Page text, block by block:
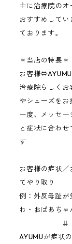
主に治療院のオ
おすすめして
ております。
＊当店の特長＊
お客様
治療院らしくお
やシューズをお
一度、メッセー
と症状に合わ
す
お客様の症状
てやり取り
例：外反母趾が
わ・おばあち
⇊
AYUMUが症状